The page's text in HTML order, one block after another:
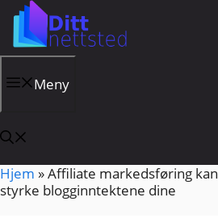
Hopp
innhold
Meny
Hjem »Affiliate markedsføring kan
styrke blogginntektene dine